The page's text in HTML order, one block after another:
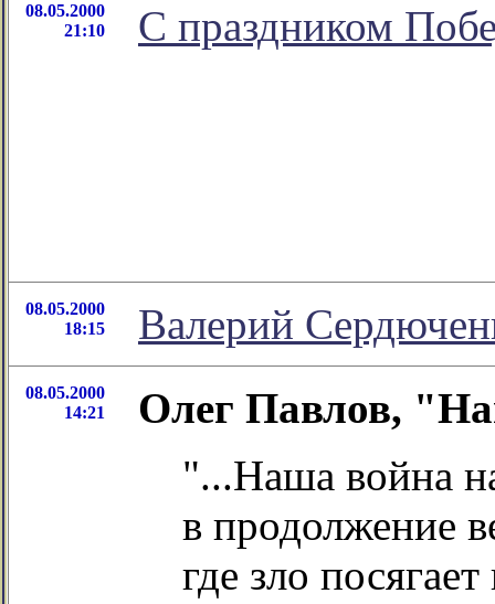
08.05.2000
21:10
С праздником
08.05.2000
18:15
Валерий
08.05.2000
14:21
Олег Павлов,
"...Наша война
в продолжение
где зло